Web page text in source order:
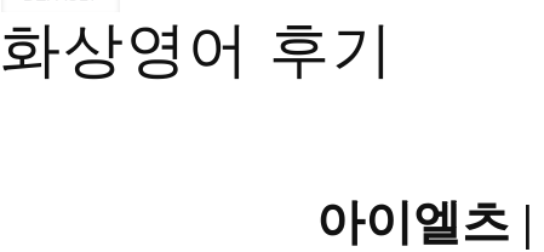
화상영어 후기
아이엘츠 |